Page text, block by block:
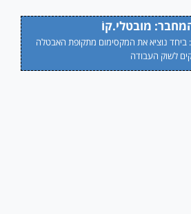
מובטלי.קוֹ
ביחד נוציא את המקסימום מתקופת האבטלה
לשוק העבודה